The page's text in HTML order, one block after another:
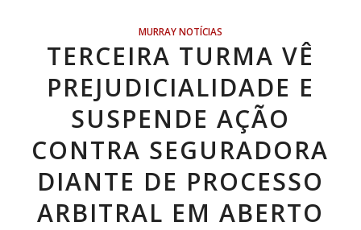
MURRAY NOTÍCIAS
TERCEIRA TURMA VÊ
PREJUDICIALIDADE E
SUSPENDE AÇÃO
CONTRA SEGURADORA
DIANTE DE PROCESSO
ARBITRAL EM ABERTO